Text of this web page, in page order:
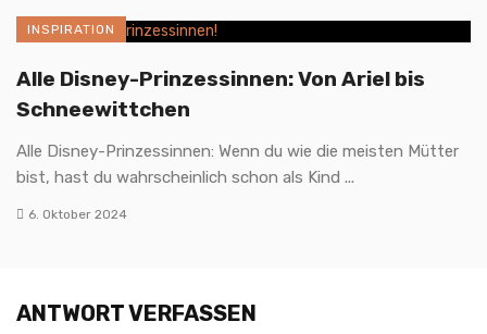
INSPIRATION
Alle Disney-Prinzessinnen: Von Ariel bis
Schneewittchen
Alle Disney-Prinzessinnen: Wenn du wie die meisten Mütter
bist, hast du wahrscheinlich schon als Kind ...
6. Oktober 2024
ANTWORT VERFASSEN